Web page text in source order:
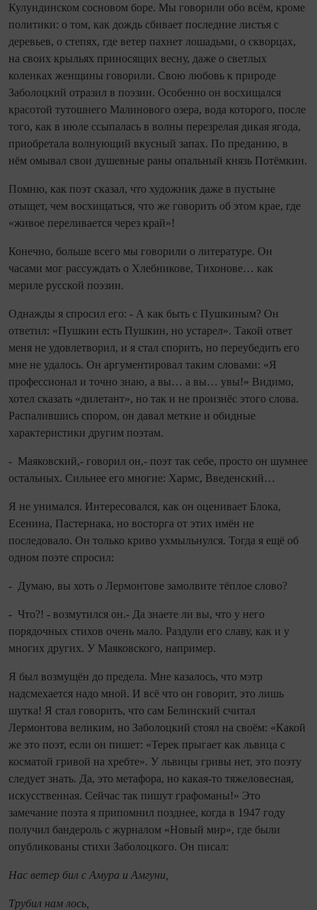
Кулундинском сосновом боре. Мы говорили обо всём, кроме
политики: о том, как дождь сбивает последние листья с
деревьев, о степях, где ветер пахнет лошадьми, о скворцах,
на своих крыльях приносящих весну, даже о светлых
коленках женщины говорили. Свою любовь к природе
Заболоцкий отразил в поэзии. Особенно он восхищался
красотой тутошнего Малинового озера, вода которого, после
того, как в июле ссыпалась в волны перезрелая дикая ягода,
приобретала волнующий вкусный запах. По преданию, в
нём омывал свои душевные раны опальный князь Потёмкин.
Помню, как поэт сказал, что художник даже в пустыне
отыщет, чем восхищаться, что же говорить об этом крае, где
«живое переливается через край»!
Конечно, больше всего мы говорили о литературе. Он
часами мог рассуждать о Хлебникове, Тихонове… как
мериле русской поэзии.
Однажды я спросил его: - А как быть с Пушкиным? Он
ответил: «Пушкин есть Пушкин, но устарел». Такой ответ
меня не удовлетворил, и я стал спорить, но переубедить его
мне не удалось. Он аргументировал таким словами: «Я
профессионал и точно знаю, а вы… а вы… увы!» Видимо,
хотел сказать «дилетант», но так и не произнёс этого слова.
Распалившись спором, он давал меткие и обидные
характеристики другим поэтам.
- Маяковский,- говорил он,- поэт так себе, просто он шумнее
остальных. Сильнее его многие: Хармс, Введенский…
Я не унимался. Интересовался, как он оценивает Блока,
Есенина, Пастернака, но восторга от этих имён не
последовало. Он только криво ухмыльнулся. Тогда я ещё об
одном поэте спросил:
- Думаю, вы хоть о Лермонтове замолвите тёплое слово?
- Что?! - возмутился он.- Да знаете ли вы, что у него
порядочных стихов очень мало. Раздули его славу, как и у
многих других. У Маяковского, например.
Я был возмущён до предела. Мне казалось, что мэтр
надсмехается надо мной. И всё что он говорит, это лишь
шутка! Я стал говорить, что сам Белинский считал
Лермонтова великим, но Заболоцкий стоял на своём: «Какой
же это поэт, если он пишет: «Терек прыгает как львица с
косматой гривой на хребте». У львицы гривы нет, это поэту
следует знать. Да, это метафора, но какая‑то тяжеловесная,
искусственная. Сейчас так пишут графоманы!» Это
замечание поэта я припомнил позднее, когда в 1947 году
получил бандероль с журналом «Новый мир», где были
опубликованы стихи Заболоцкого. Он писал:
Нас ветер бил с Амура и Амгуни,
Трубил нам лось,